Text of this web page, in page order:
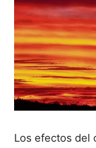
Los efectos del